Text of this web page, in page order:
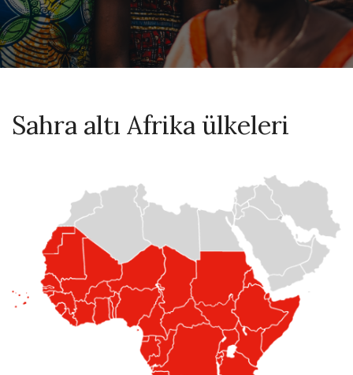
Sahra altı Afrika ülkeleri